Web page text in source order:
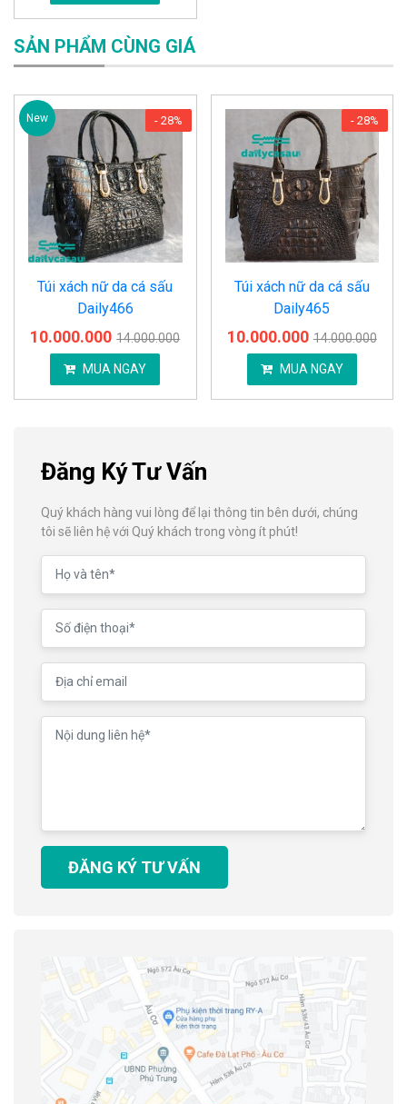
SẢN PHẨM CÙNG GIÁ
New - 28%
Túi xách nữ da cá sấu
Daily466
10.000.000 14.000.000
MUA NGAY
- 28%
Túi xách nữ da cá sấu
Daily465
10.000.000 14.000.000
MUA NGAY
Đăng Ký Tư Vấn
Quý khách hàng vui lòng để lại thông tin bên dưới, chúng
tôi sẽ liên hệ với Quý khách trong vòng ít phút!
ĐĂNG KÝ TƯ VẤN